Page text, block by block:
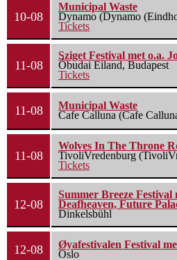
10-08
Municipal Waste
Dynamo (Dynamo
Tickets
11-08
Sziget Festival met o.a.
Óbudai Eiland, Budapest
Tickets
11-08
Municipal Waste
Cafe Calluna (Cafe
11-08
Wolves In The Throne
TivoliVredenburg
Tickets
12-08
Summer Breeze
Deafheaven, Future
Dinkelsbühl
12-08
Øyafestivalen Festival
Oslo